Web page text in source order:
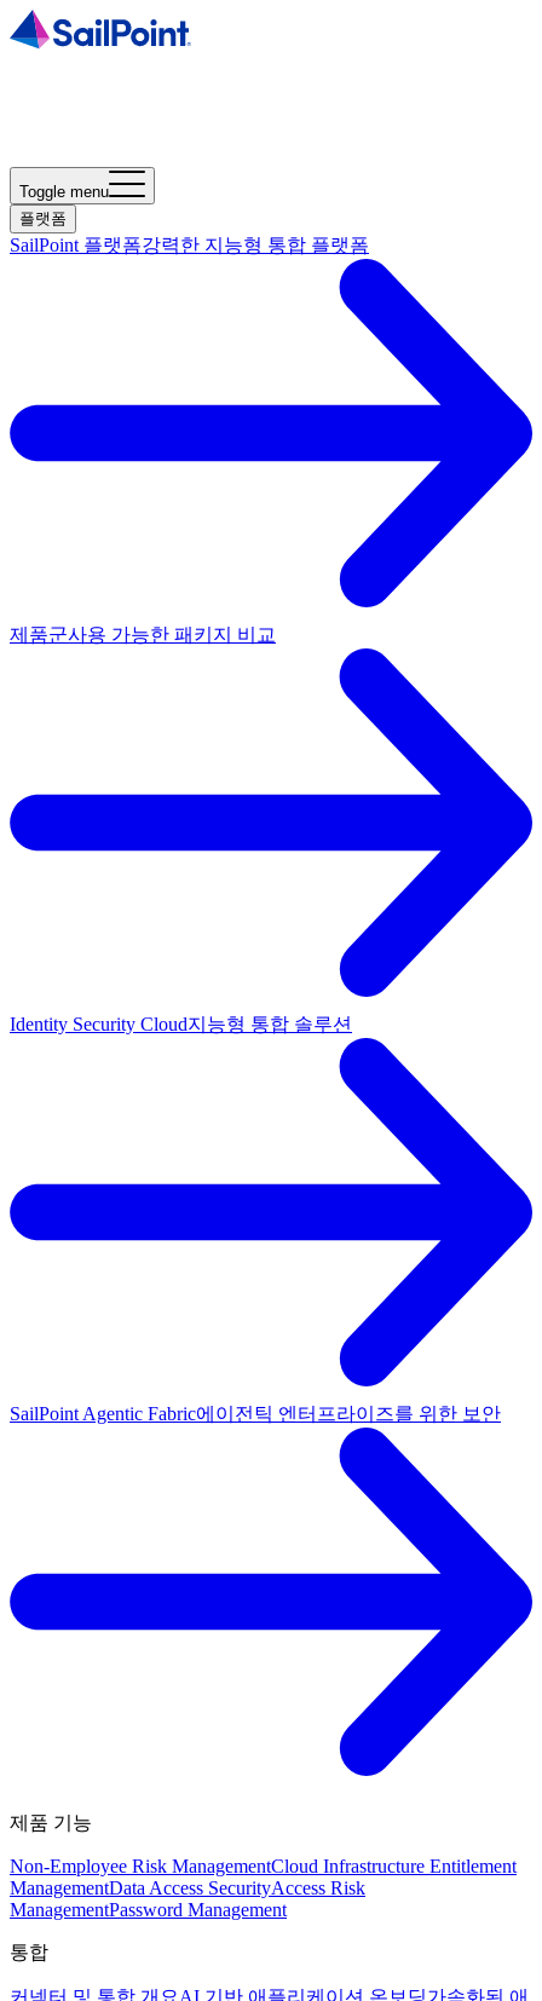
Toggle menu
플랫폼
SailPoint 플랫폼강력한 지능형 통합 플랫폼
제품군사용 가능한 패키지 비교
Identity Security Cloud지능형 통합 솔루션
SailPoint Agentic Fabric에이전틱 엔터프라이즈를 위한 보안
제품 기능
Non-Employee Risk ManagementCloud Infrastructure Entitlement
ManagementData Access SecurityAccess Risk
ManagementPassword Management
통합
커넥터 및 통합 개요AI 기반 애플리케이션 온보딩가속화된 애